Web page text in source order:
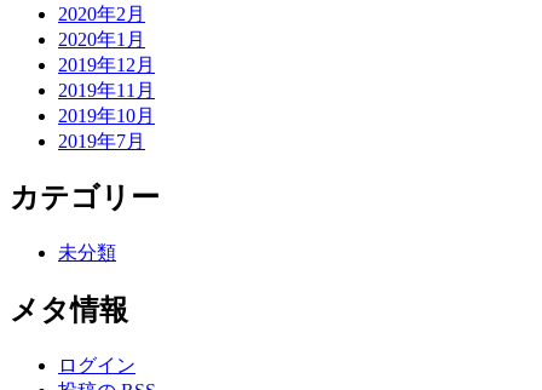
2020年2月
2020年1月
2019年12月
2019年11月
2019年10月
2019年7月
カテゴリー
未分類
メタ情報
ログイン